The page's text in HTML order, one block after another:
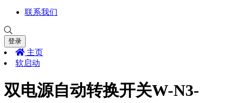
联系我们
登录
主页
软启动
双电源自动转换开关W-N3-